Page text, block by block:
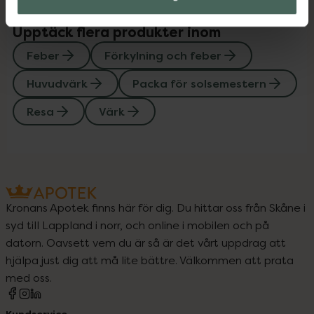
Upptäck flera produkter inom
Feber
Förkylning och feber
Huvudvärk
Packa för solsemestern
Resa
Värk
Kronans Apotek finns här för dig. Du hittar oss från Skåne i
syd till Lappland i norr, och online i mobilen och på
datorn. Oavsett vem du är så är det vårt uppdrag att
hjälpa just dig att må lite bättre. Välkommen att prata
med oss.